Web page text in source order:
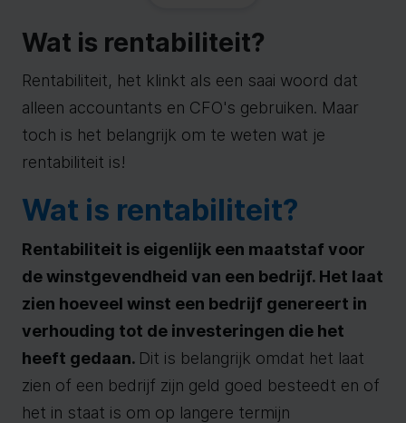
Wat is rentabiliteit?
Rentabiliteit, het klinkt als een saai woord dat
alleen accountants en CFO's gebruiken. Maar
toch is het belangrijk om te weten wat je
rentabiliteit is!
Wat is rentabiliteit?
Rentabiliteit is eigenlijk een maatstaf voor
de winstgevendheid van een bedrijf. Het laat
zien hoeveel winst een bedrijf genereert in
verhouding tot de investeringen die het
heeft gedaan. Dit is belangrijk omdat het laat
zien of een bedrijf zijn geld goed besteedt en of
het in staat is om op langere termijn